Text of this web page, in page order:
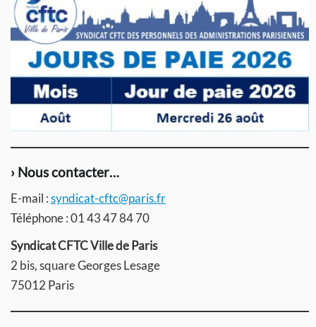
› Nous contacter…
E-mail :syndicat-cftc@paris.fr
Téléphone : 01 43 47 84 70
Syndicat CFTC Ville de Paris
2 bis, square Georges Lesage
75012 Paris